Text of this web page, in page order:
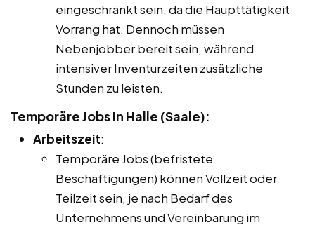
eingeschränkt sein, da die Haupttätigkeit
Vorrang hat. Dennoch müssen
Nebenjobber bereit sein, während
intensiver Inventurzeiten zusätzliche
Stunden zu leisten.
Temporäre Jobs in Halle (Saale):
Arbeitszeit:
Temporäre Jobs (befristete
Beschäftigungen) können Vollzeit oder
Teilzeit sein, je nach Bedarf des
Unternehmens und Vereinbarung im